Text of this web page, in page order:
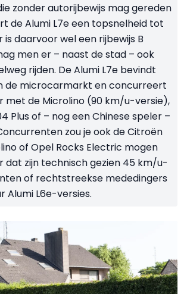
zonder autorijbewijs mag gereden
de Alumi L7e een topsnelheid tot
daarvoor wel een rijbewijs B
men er – naast de stad – ook
rijden. De Alumi L7e bevindt
de microcarmarkt en concurreert
met de Microlino (90 km/u-versie),
Plus of – nog een Chinese speler –
zou je ook de Citroën
of Opel Rocks Electric mogen
dat zijn technisch gezien 45 km/u-
of rechtstreekse mededingers
Alumi L6e-versies.